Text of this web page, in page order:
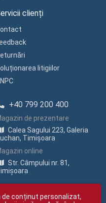
clienți
litigiilor
+40 799 200 400
de prezentare
Calea Sagului 223, Galeria
Timișoara
online
Str. Câmpului nr. 81,
conținut personalizat,